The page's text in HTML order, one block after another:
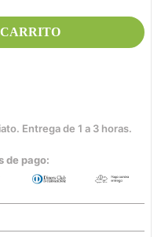
Entrega de 1 a 3 horas.
de pago: